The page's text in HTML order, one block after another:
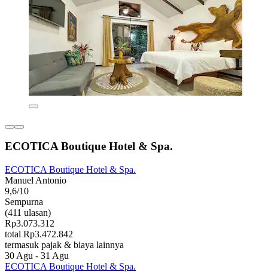
ECOTICA Boutique Hotel & Spa.
ECOTICA Boutique Hotel & Spa.
Manuel Antonio
9,6/10
Sempurna
(411 ulasan)
Rp3.073.312
total Rp3.472.842
termasuk pajak & biaya lainnya
30 Agu - 31 Agu
ECOTICA Boutique Hotel & Spa.